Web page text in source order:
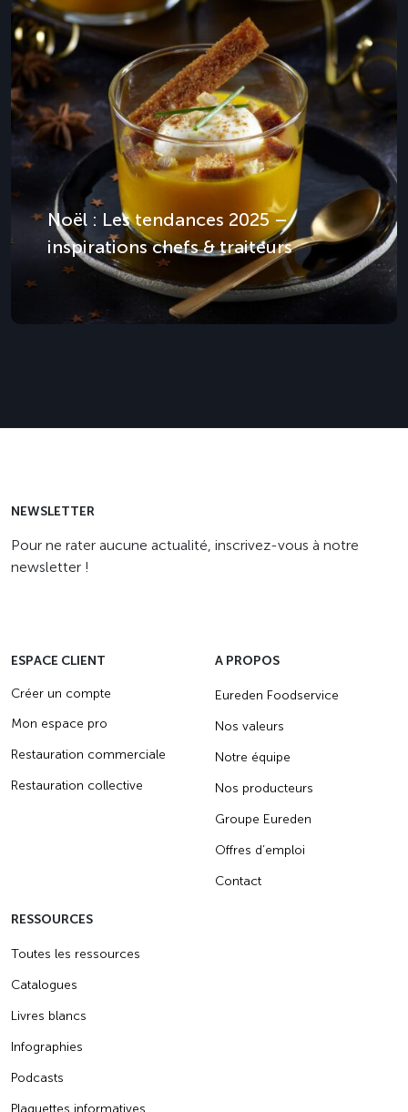
Noël : Les tendances 2025 –
inspirations chefs & traiteurs
NEWSLETTER
Pour ne rater aucune actualité, inscrivez-vous à notre
newsletter !
ESPACE CLIENT
Créer un compte
Mon espace pro
Restauration commerciale
Restauration collective
A PROPOS
Eureden Foodservice
Nos valeurs
Notre équipe
Nos producteurs
Groupe Eureden
Offres d’emploi
Contact
RESSOURCES
Toutes les ressources
Catalogues
Livres blancs
Infographies
Podcasts
Plaquettes informatives